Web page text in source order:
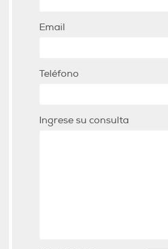
Email
Teléfono
Ingrese su consulta